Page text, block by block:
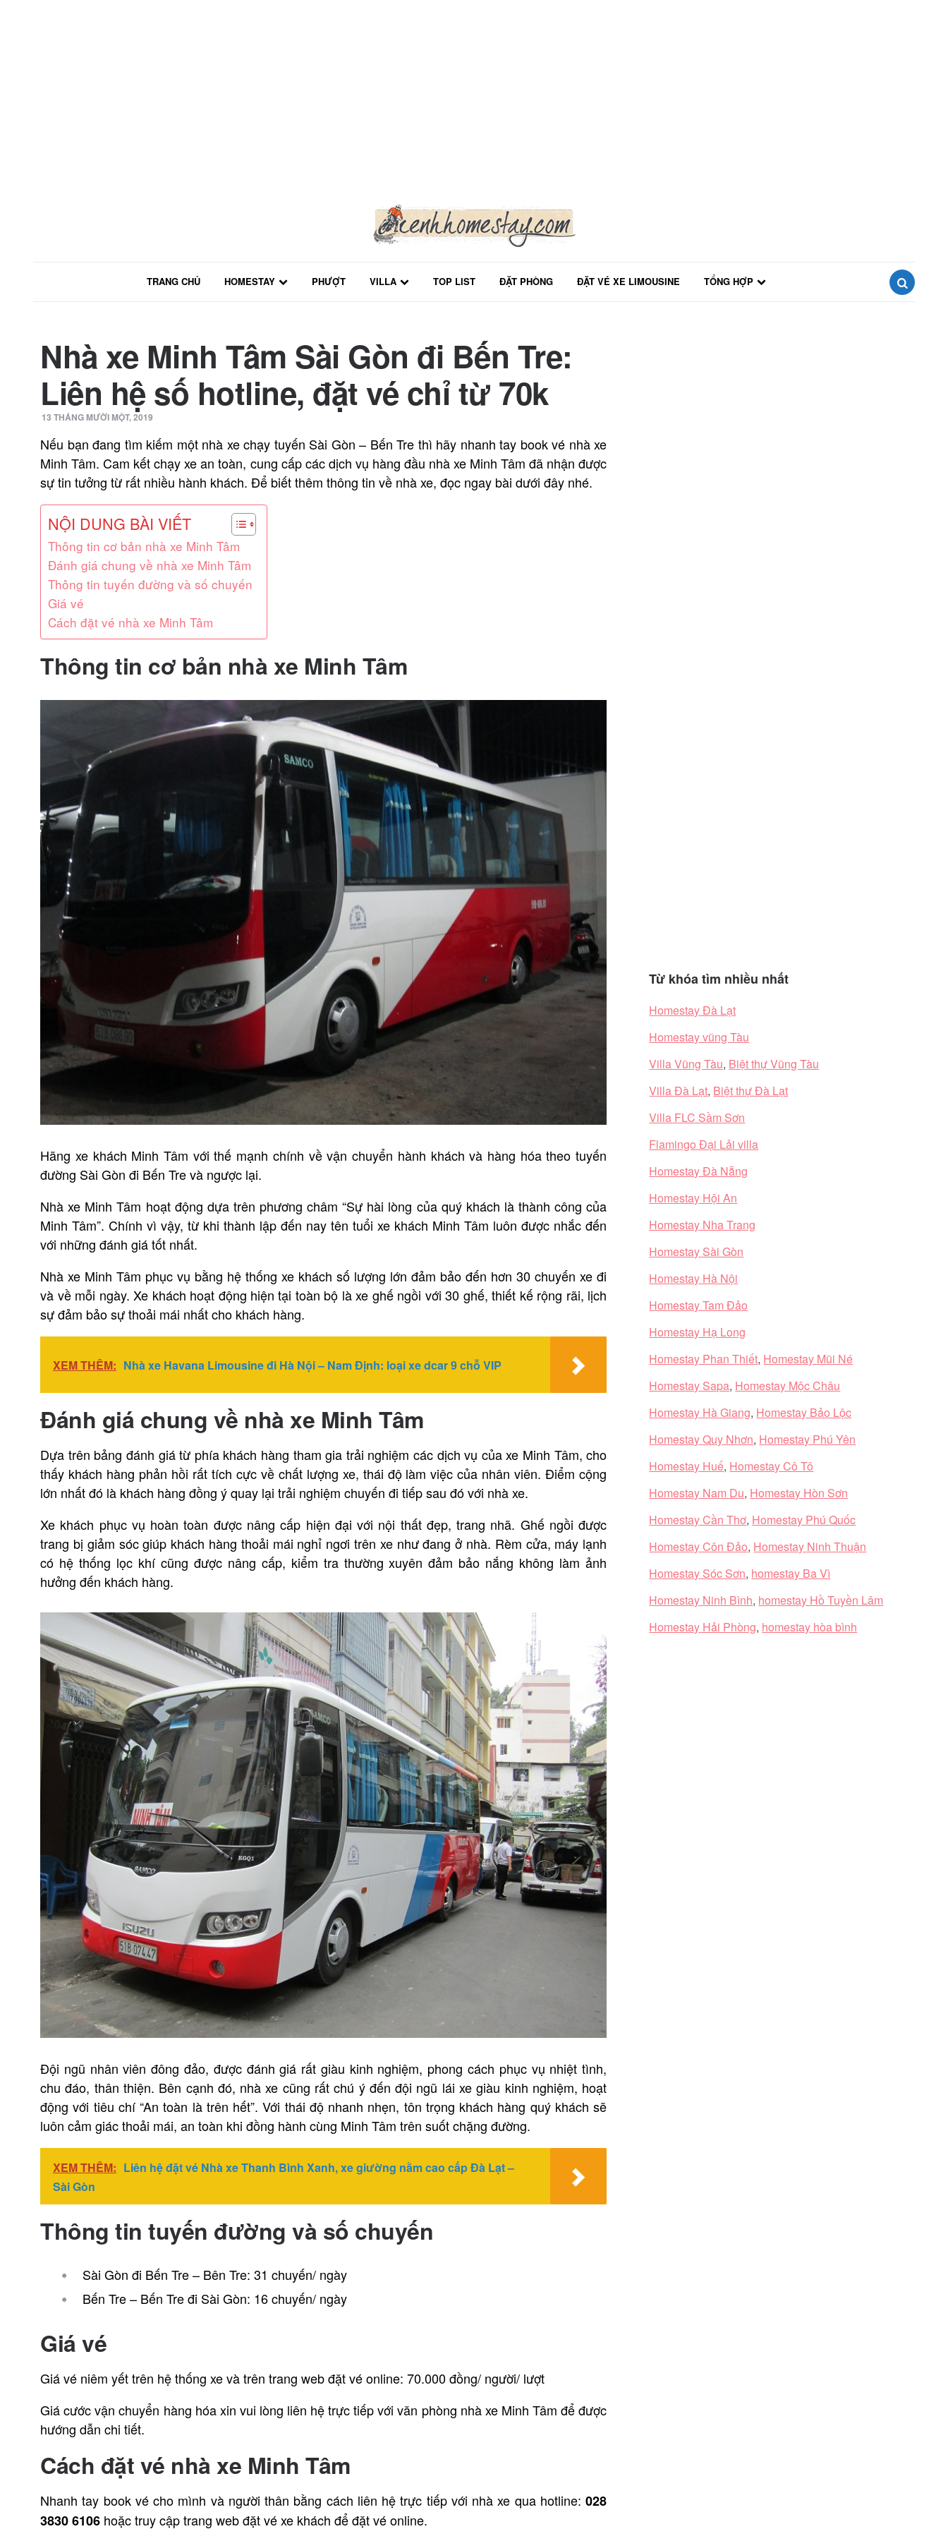
TRANG CHỦ HOMESTAY PHƯỢT VILLA TOP LIST ĐẶT PHÒNG ĐẶT VÉ XE LIMOUSINE
TỔNG HỢP
Nhà xe Minh Tâm Sài Gòn đi Bến Tre:
Liên hệ số hotline, đặt vé chỉ từ 70k
13 THÁNG MƯỜI MỘT, 2019
Nếu bạn đang tìm kiếm một nhà xe chạy tuyến Sài Gòn – Bến Tre thì hãy nhanh tay book vé nhà xe
Minh Tâm. Cam kết chạy xe an toàn, cung cấp các dịch vụ hàng đầu nhà xe Minh Tâm đã nhận được
sự tin tưởng từ rất nhiều hành khách. Để biết thêm thông tin về nhà xe, đọc ngay bài dưới đây nhé.
NỘI DUNG BÀI VIẾT
Thông tin cơ bản nhà xe Minh Tâm
Đánh giá chung về nhà xe Minh Tâm
Thông tin tuyến đường và số chuyến
Giá vé
Cách đặt vé nhà xe Minh Tâm
Thông tin cơ bản nhà xe Minh Tâm
Hãng xe khách Minh Tâm với thế mạnh chính về vận chuyển hành khách và hàng hóa theo tuyến
đường Sài Gòn đi Bến Tre và ngược lại.
Nhà xe Minh Tâm hoạt động dựa trên phương châm “Sự hài lòng của quý khách là thành công của
Minh Tâm”. Chính vì vậy, từ khi thành lập đến nay tên tuổi xe khách Minh Tâm luôn được nhắc đến
với những đánh giá tốt nhất.
Nhà xe Minh Tâm phục vụ bằng hệ thống xe khách số lượng lớn đảm bảo đến hơn 30 chuyến xe đi
và về mỗi ngày. Xe khách hoạt động hiện tại toàn bộ là xe ghế ngồi với 30 ghế, thiết kế rộng rãi, lịch
sự đảm bảo sự thoải mái nhất cho khách hàng.
XEM THÊM: Nhà xe Havana Limousine đi Hà Nội – Nam Định: loại xe dcar 9 chỗ VIP
Đánh giá chung về nhà xe Minh Tâm
Dựa trên bảng đánh giá từ phía khách hàng tham gia trải nghiệm các dịch vụ của xe Minh Tâm, cho
thấy khách hàng phản hồi rất tích cực về chất lượng xe, thái độ làm việc của nhân viên. Điểm cộng
lớn nhất đó là khách hàng đồng ý quay lại trải nghiệm chuyến đi tiếp sau đó với nhà xe.
Xe khách phục vụ hoàn toàn được nâng cấp hiện đại với nội thất đẹp, trang nhã. Ghế ngồi được
trang bị giảm sóc giúp khách hàng thoải mái nghỉ ngơi trên xe như đang ở nhà. Rèm cửa, máy lạnh
có hệ thống lọc khí cũng được nâng cấp, kiểm tra thường xuyên đảm bảo nắng không làm ảnh
hưởng đến khách hàng.
Đội ngũ nhân viên đông đảo, được đánh giá rất giàu kinh nghiệm, phong cách phục vụ nhiệt tình,
chu đáo, thân thiện. Bên cạnh đó, nhà xe cũng rất chú ý đến đội ngũ lái xe giàu kinh nghiệm, hoạt
động với tiêu chí “An toàn là trên hết”. Với thái độ nhanh nhẹn, tôn trọng khách hàng quý khách sẽ
luôn cảm giác thoải mái, an toàn khi đồng hành cùng Minh Tâm trên suốt chặng đường.
XEM THÊM: Liên hệ đặt vé Nhà xe Thanh Bình Xanh, xe giường nằm cao cấp Đà Lạt –
Sài Gòn
Thông tin tuyến đường và số chuyến
Sài Gòn đi Bến Tre – Bên Tre: 31 chuyến/ ngày
Bến Tre – Bến Tre đi Sài Gòn: 16 chuyến/ ngày
Giá vé
Giá vé niêm yết trên hệ thống xe và trên trang web đặt vé online: 70.000 đồng/ người/ lượt
Giá cước vận chuyển hàng hóa xin vui lòng liên hệ trực tiếp với văn phòng nhà xe Minh Tâm để được
hướng dẫn chi tiết.
Cách đặt vé nhà xe Minh Tâm
Nhanh tay book vé cho mình và người thân bằng cách liên hệ trực tiếp với nhà xe qua hotline:028
3830 6106 hoặc truy cập trang web đặt vé xe khách để đặt vé online.
Từ khóa tìm nhiều nhất
Homestay Đà Lạt
Homestay vũng Tàu
Villa Vũng Tàu, Biệt thự Vũng Tàu
Villa Đà Lạt, Biệt thự Đà Lạt
Villa FLC Sầm Sơn
Flamingo Đại Lải villa
Homestay Đà Nẵng
Homestay Hội An
Homestay Nha Trang
Homestay Sài Gòn
Homestay Hà Nội
Homestay Tam Đảo
Homestay Hạ Long
Homestay Phan Thiết, Homestay Mũi Né
Homestay Sapa, Homestay Mộc Châu
Homestay Hà Giang, Homestay Bảo Lộc
Homestay Quy Nhơn, Homestay Phú Yên
Homestay Huế, Homestay Cô Tô
Homestay Nam Du, Homestay Hòn Sơn
Homestay Cần Thơ, Homestay Phú Quốc
Homestay Côn Đảo, Homestay Ninh Thuận
Homestay Sóc Sơn, homestay Ba Vì
Homestay Ninh Bình, homestay Hồ Tuyền Lâm
Homestay Hải Phòng, homestay hòa bình